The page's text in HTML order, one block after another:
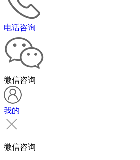
电话咨询
微信咨询
我的
微信咨询